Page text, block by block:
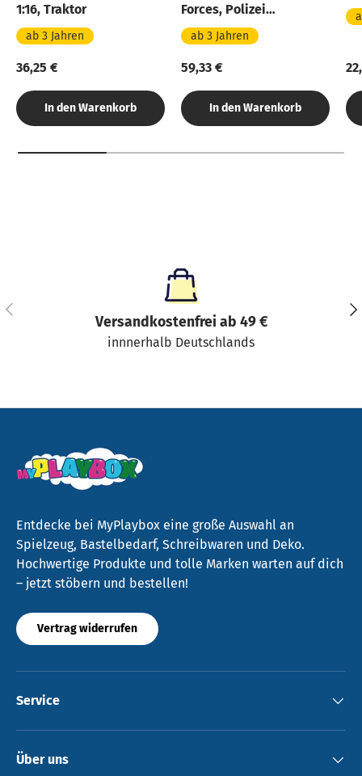
1:16, Traktor
ab 3 Jahren
36,25 €
In den Warenkorb
Forces, Polizei
Spezialeinheit mit Figur
ab 3 Jahren
59,33 €
In den Warenkorb
Vorherige
Versandkostenfrei ab 49 €
innnerhalb Deutschlands
Entdecke bei MyPlaybox eine große Auswahl an
Spielzeug, Bastelbedarf, Schreibwaren und Deko.
Hochwertige Produkte und tolle Marken warten auf dich
– jetzt stöbern und bestellen!
Vertrag widerrufen
Service
Über uns